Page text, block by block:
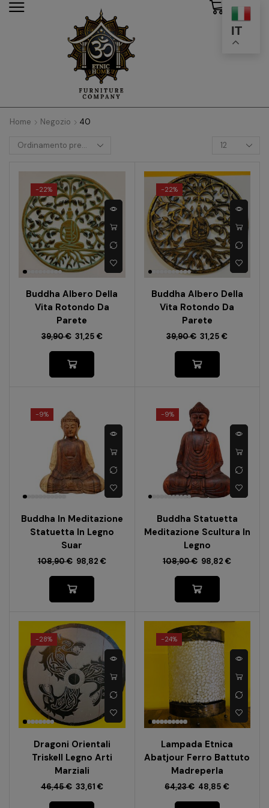
IT
Home Negozio 40
-22%
Buddha Albero Della
Vita Rotondo Da
Parete
39,90€ 31,25 €
-22%
Buddha Albero Della
Vita Rotondo Da
Parete
39,90€ 31,25€
-9%
Buddha In Meditazione
Statuetta In Legno
Suar
108,90€ 98,82 €
-9%
Buddha Statuetta
Meditazione Scultura In
Legno
108,90€ 98,82€
-28%
Dragoni Orientali
Triskell Legno Arti
Marziali
46,45€ 33,61 €
-24%
Lampada Etnica
Abatjour Ferro Battuto
Madreperla
64,23€ 48,85€